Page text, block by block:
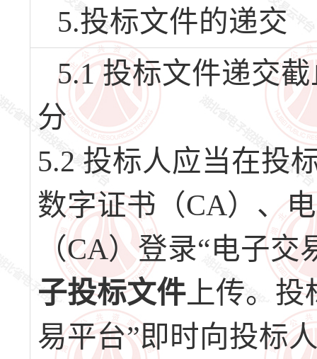
5.投标文件的递交
5.1 投标文件递交
分
5.2 投标人应当在投
数字证书（CA）、
（CA）登录“电子
子投标文件 上传。
易平台”即时向投标